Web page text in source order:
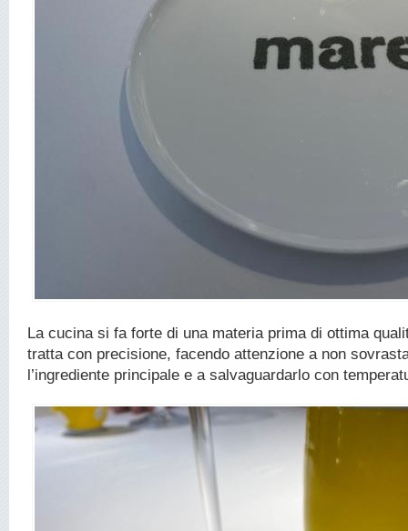
La cucina si fa forte di una materia prima di ottima
tratta con precisione, facendo attenzione a non
l’ingrediente principale e a salvaguardarlo con